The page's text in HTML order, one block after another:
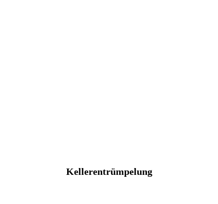
Kellerentrümpelung